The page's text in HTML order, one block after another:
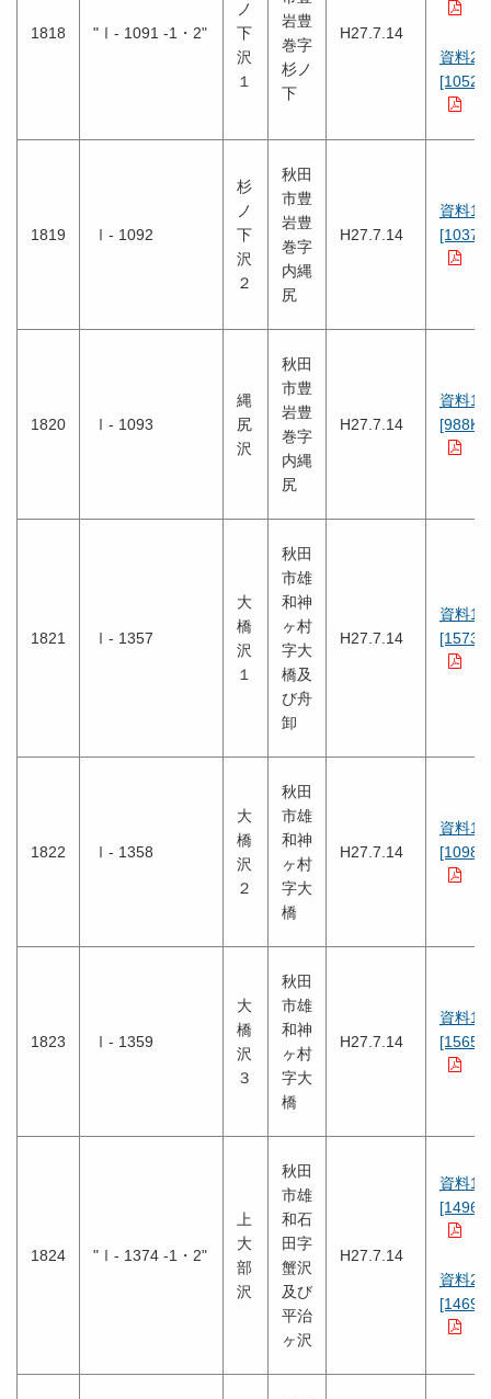
1818 "Ⅰ- 1091 -1・2"
ノ
下
沢
１
岩豊
巻字
杉ノ
下
H27.7.14
資料2
1819 Ⅰ- 1092
杉
ノ
下
沢
２
秋田
市豊
岩豊
巻字
内縄
尻
H27.7.14
資料1
1820 Ⅰ- 1093
縄
尻
沢
秋田
市豊
岩豊
巻字
内縄
尻
H27.7.14
資料1
1821 Ⅰ- 1357
大
橋
沢
１
秋田
市雄
和神
ヶ村
字大
橋及
び舟
卸
H27.7.14
資料1
1822 Ⅰ- 1358
大
橋
沢
２
秋田
市雄
和神
ヶ村
字大
橋
H27.7.14
資料1
1823 Ⅰ- 1359
大
橋
沢
３
秋田
市雄
和神
ヶ村
字大
橋
H27.7.14
資料1
1824 "Ⅰ- 1374 -1・2"
上
大
部
沢
秋田
市雄
和石
田字
蟹沢
及び
平治
ヶ沢
H27.7.14
資料1
資料2